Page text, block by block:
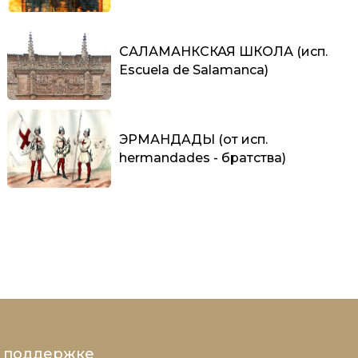
САЛАМАНКСКАЯ ШКОЛА (исп.
Escuela de Salamanca)
ЭРМАНДAДЫ (от исп.
hermandades - братства)
поддержке